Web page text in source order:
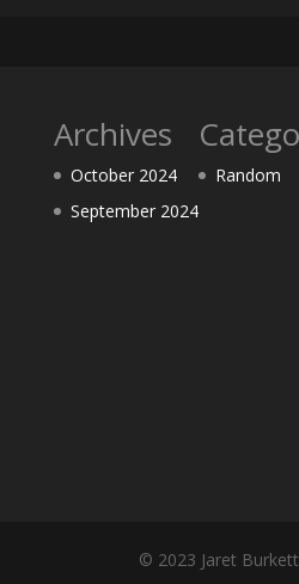
Archives
October 2024
September 2024
Random
© 2023 Jaret